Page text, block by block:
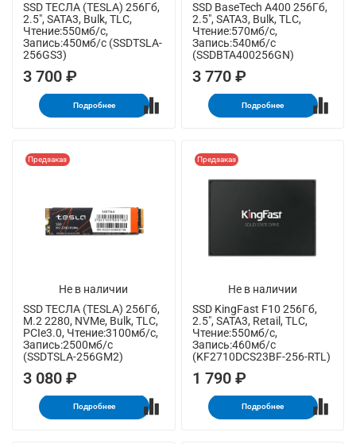
SSD ТЕСЛА (TESLA) 256Гб,
2.5", SATA3, Bulk, TLC,
Чтение:550мб/с,
Запись:450мб/с (SSDTSLA-
256GS3)
3 700 ₽
Подробнее
SSD BaseTech A400 256Гб,
2.5", SATA3, Bulk, TLC,
Чтение:570мб/с,
Запись:540мб/с
(SSDBTA400256GN)
3 770 ₽
Подробнее
Не в наличии
Предзаказ
SSD ТЕСЛА (TESLA) 256Гб,
M.2 2280, NVMe, Bulk, TLC,
PCIe3.0, Чтение:3100мб/с,
Запись:2500мб/с
(SSDTSLA-256GM2)
3 080 ₽
Подробнее
Не в наличии
Предзаказ
SSD KingFast F10 256Гб,
2.5", SATA3, Retail, TLC,
Чтение:550мб/с,
Запись:460мб/с
(KF2710DCS23BF-256-RTL)
1 790 ₽
Подробнее